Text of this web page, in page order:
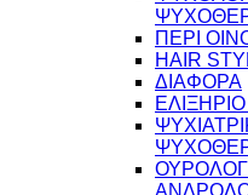
ΠΕΡΙ
HAIR
ΔΙΑΦΟΡΑ